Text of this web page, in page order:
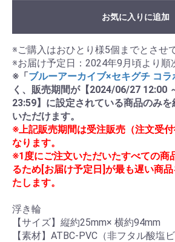
お気に入りに追加
※ご購入はおひとり様5個までとさせ
※「ブルーアーカイブ×セキグチ コ
く、販売期間が【2024/06/27 12:00
23:59】に設定されている商品のみ
いただけます。
※上記販売期間は受注販売（注文受
なります。
※1度にご注文いただいたすべての商
るため[お届け予定日]が最も遅い商
たします。
浮き輪
【サイズ】縦約25mm× 横約94mm
【素材】ATBC-PVC（非フタル酸塩ビ